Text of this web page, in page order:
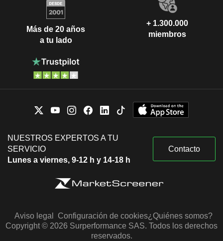
Más de 20 años
a tu lado
+ 1.300.000
miembros
NUESTROS EXPERTOS A TU
SERVICIO
Lunes a viernes, 9-12 h y 14-18 h
Contacto
Aviso legal Configuración de cookies¿Quiénes somos?
Copyright © 2026 Surperformance SAS. Todos los derechos
reservados.